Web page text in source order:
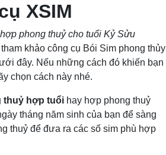
XSIM
phong thuỷ cho tuổi Kỷ Sửu
khảo công cụ Bói Sim phong thủy
đây. Nếu những cách đó khiến bạn
chọn cách này nhé.
thuỷ hợp tuổi hay hợp phong thuỷ
tháng năm sinh của bạn để sàng
thuỷ để đưa ra các số sim phù hợp